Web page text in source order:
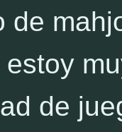
de
estoy
de